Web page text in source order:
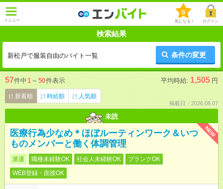
メニュー
0
気になる！ ログイン
検索結果
新松戸で服装自由のバイト一覧 条件の変更
57件中1 ～ 50件表示 平均時給: 1,505 円
新着順 時給順 人気順
掲載日：2026.08.07
未読
NEW
医療行為少なめ＊ほぼルーティンワーク＆いつ
ものメンバーと働く体調管理
派遣 職種未経験OK 社会人未経験OK
ブランクOK
WEB登録・面接OK